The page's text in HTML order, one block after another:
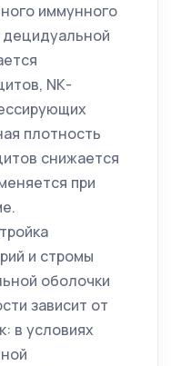
иммунного
децидуальной
NК-
плотность
снижается
при
и стромы
оболочки
зависит от
в условиях